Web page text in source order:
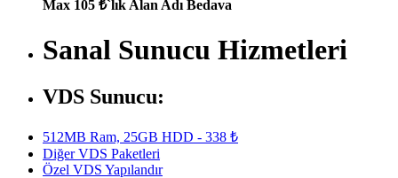
Max 105 ₺`lık Alan Adı Bedava
Sanal Sunucu Hizmetleri
VDS Sunucu:
512MB Ram, 25GB HDD - 338 ₺
Diğer VDS Paketleri
Özel VDS Yapılandır